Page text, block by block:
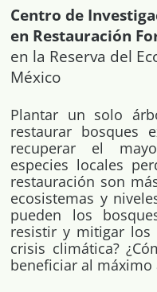
Centro de
en Restauración
en la Reserva del
México
Plantar un solo
restaurar bosques
recuperar el
especies locales
restauración son
ecosistemas y
pueden los
resistir y mitigar los
crisis climática?
beneficiar al